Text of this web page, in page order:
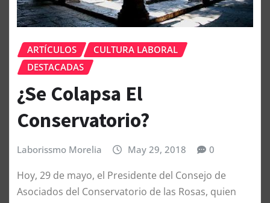
ARTÍCULOS
CULTURA LABORAL
DESTACADAS
¿Se Colapsa El
Conservatorio?
Laborissmo Morelia May 29, 2018 0
Hoy, 29 de mayo, el Presidente del Consejo de
Asociados del Conservatorio de las Rosas, quien